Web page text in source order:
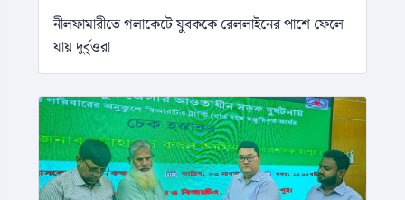
নীলফামারীতে গলাকেটে যুবককে রেললাইনের পাশে ফেলে
যায় দুর্বৃত্তরা